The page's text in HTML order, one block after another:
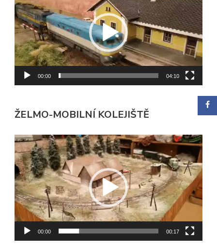
00:00 04:10
ŽELMO-MOBILNÍ KOLEJIŠTĚ
Video
přehrávač
00:00 00:17